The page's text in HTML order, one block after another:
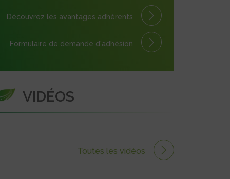
Découvrez les avantages adhérents
Formulaire de demande d'adhésion
VIDÉOS
Toutes les vidéos